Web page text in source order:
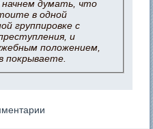
начнем думать, что
в одной
группировке с
и
положением,
покрываете.